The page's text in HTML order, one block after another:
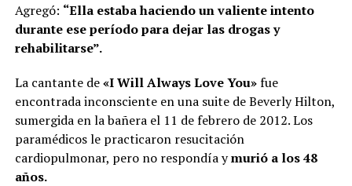
Agregó: “Ella estaba haciendo un valiente intento
durante ese período para dejar las drogas y
rehabilitarse”.
La cantante de«I Will Always Love You»fue
encontrada inconsciente en una suite de Beverly Hilton,
sumergida en la bañera el 11 de febrero de 2012. Los
paramédicos le practicaron resucitación
cardiopulmonar, pero no respondía ymurió a los 48
años.